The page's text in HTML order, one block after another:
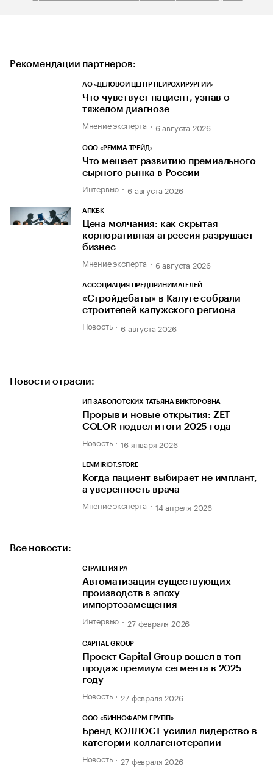
Рекомендации партнеров:
АО «ДЕЛОВОЙ ЦЕНТР НЕЙРОХИРУРГИИ»
Что чувствует пациент, узнав о
тяжелом диагнозе
Мнение эксперта 6 августа 2026
ООО «РЕММА ТРЕЙД»
Что мешает развитию премиального
сырного рынка в России
Интервью 6 августа 2026
АПКБК
Цена молчания: как скрытая
корпоративная агрессия разрушает
бизнес
Мнение эксперта 6 августа 2026
АССОЦИАЦИЯ ПРЕДПРИНИМАТЕЛЕЙ
«Стройдебаты» в Калуге собрали
строителей калужского региона
Новость 6 августа 2026
Новости отрасли:
ИП ЗАБОЛОТСКИХ ТАТЬЯНА ВИКТОРОВНА
Прорыв и новые открытия: ZET
COLOR подвел итоги 2025 года
Новость 16 января 2026
LENMIRIOT.STORE
Когда пациент выбирает не имплант,
а уверенность врача
Мнение эксперта 14 апреля 2026
Все новости:
СТРАТЕГИЯ РА
Автоматизация существующих
производств в эпоху
импортозамещения
Интервью 27 февраля 2026
CAPITAL GROUP
Проект Capital Group вошел в топ-
продаж премиум сегмента в 2025
году
Новость 27 февраля 2026
ООО «БИННОФАРМ ГРУПП»
Бренд КОЛЛОСТ усилил лидерство в
категории коллагенотерапии
Новость 27 февраля 2026